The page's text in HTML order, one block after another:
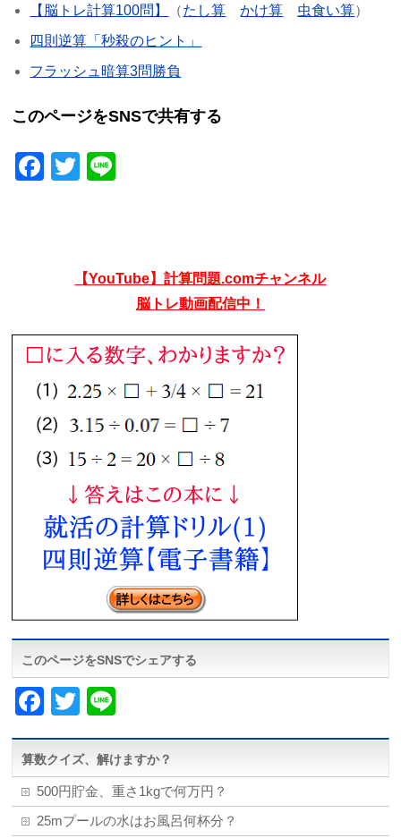
【脳トレ計算100問】 （たし算 かけ算 虫食い算）
四則逆算「秒殺のヒント」
フラッシュ暗算3問勝負
このページをSNSで共有する
Facebook
Twitter
【YouTube】計算問題.comチャンネル
脳トレ動画配信中！
このページをSNSでシェアする
Facebook
Twitter
算数クイズ、解けますか？
500円貯金、重さ1kgで何万円？
25mプールの水はお風呂何杯分？